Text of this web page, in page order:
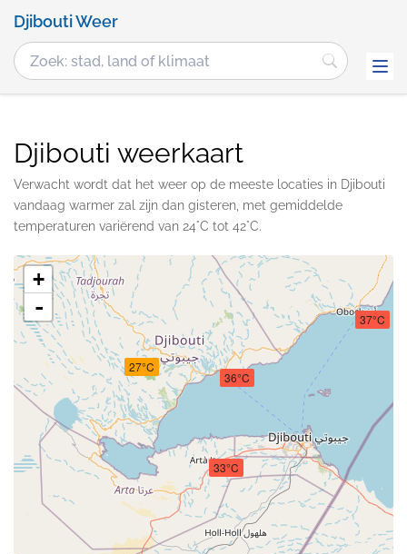
Djibouti Weer
Djibouti weerkaart
Verwacht wordt dat het weer op de meeste locaties in Djibouti
vandaag warmer zal zijn dan gisteren, met gemiddelde
temperaturen variërend van 24°C tot 42°C.
27°C
36°C
33°C
37°C
+
-